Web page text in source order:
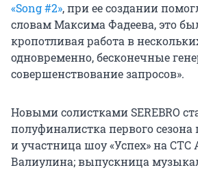
«Song #2», при ее создании
словам Максима Фадеева, это
кропотливая работа в
одновременно, бесконечные
совершенствование запросов».
Новыми солистками SEREBRO
полуфиналистка первого сезона
и участница шоу «Успех» на СТС
Валиулина; выпускница